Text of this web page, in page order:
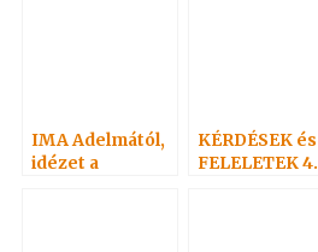
IMA Adelmától,
idézet a
KÉRDÉSEK és
FELELETEK 4.